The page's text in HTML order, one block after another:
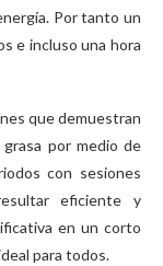
Por tanto un
e incluso una hora
que demuestran
por medio de
con sesiones
eficiente y
en un corto
para todos.